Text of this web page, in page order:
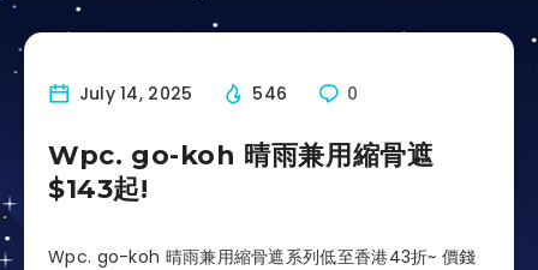
July 14, 2025 546 0
Wpc. go-koh 晴雨兼用縮骨遮
$143起!
Wpc. go-koh 晴雨兼用縮骨遮系列低至香港43折~ 價錢